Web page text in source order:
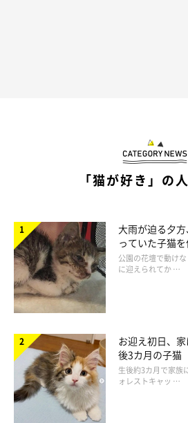
「猫が好き」の
大雨が迫る夕
っていた子猫
と“姉妹”のよ
公園の花壇で動け
に迎えられてか …
お迎え初日、
後3カ月の子猫
ち着く姿に「
生後約3カ月で家族
ォレストキャッ …